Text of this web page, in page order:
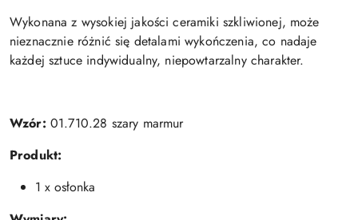
Wykonana z wysokiej jakości ceramiki szkliwionej, może
nieznacznie różnić się detalami wykończenia, co nadaje
każdej sztuce indywidualny, niepowtarzalny charakter.
Wzór: 01.710.28 szary marmur
Produkt:
1 x osłonka